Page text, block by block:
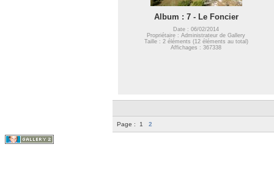
Album : 7 - Le Foncier
Date : 06/02/2014
Propriétaire : Administrateur de Gallery
Taille : 2 éléments (12 éléments au total)
Affichages : 367338
Page : 1 2